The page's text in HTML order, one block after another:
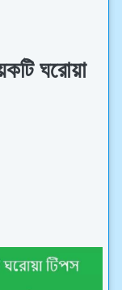
ঘরোয়া